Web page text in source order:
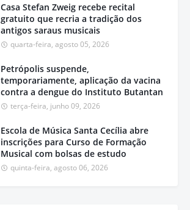
Casa Stefan Zweig recebe recital
gratuito que recria a tradição dos
antigos saraus musicais
quarta-feira, agosto 05, 2026
Petrópolis suspende,
temporariamente, aplicação da vacina
contra a dengue do Instituto Butantan
terça-feira, junho 09, 2026
Escola de Música Santa Cecília abre
inscrições para Curso de Formação
Musical com bolsas de estudo
quinta-feira, agosto 06, 2026